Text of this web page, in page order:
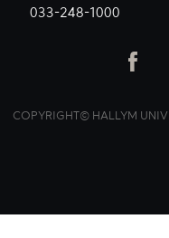
033-248-1000
COPYRIGHT© HALLYM